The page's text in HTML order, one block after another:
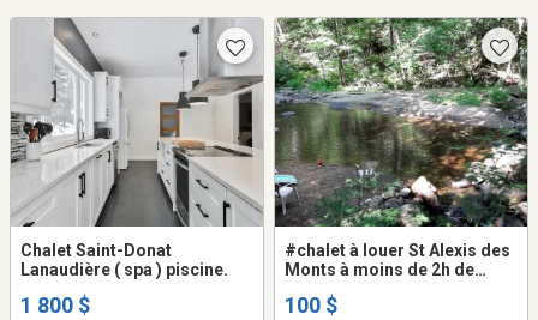
Chalet Saint-Donat
Lanaudière ( spa ) piscine.
1 800 $
#chalet à louer St Alexis des
Monts à moins de 2h de
directement sur la rivière
100 $